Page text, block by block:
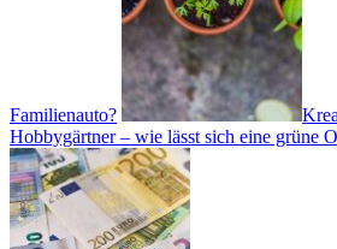
Familienauto?
Hobbygärtner – wie lässt sich eine grüne